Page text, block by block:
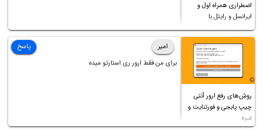
اضطراری همراه اول و
ایرانسل و رایتل با
روش‌های مختلف
روش‌های رفع ارور آنتی
چیپ پابجی و فورتنایت و
غیره
امیر
برای من فقط ارور ری استارتو میده
پاسخ